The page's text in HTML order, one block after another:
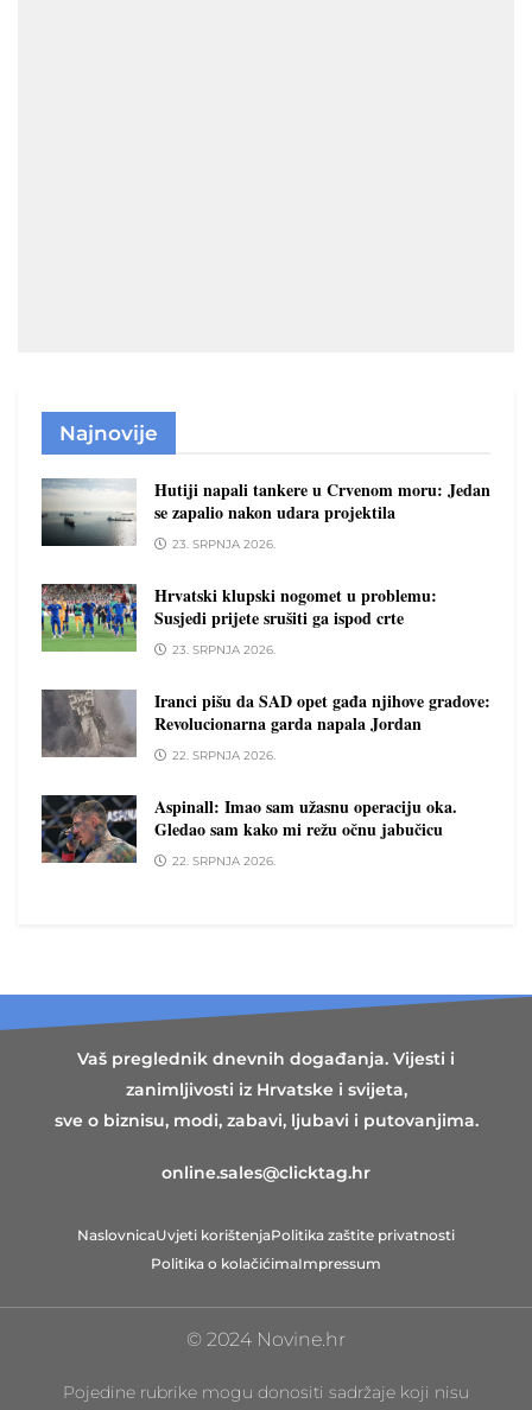
Najnovije
Hutiji napali tankere u Crvenom moru: Jedan
se zapalio nakon udara projektila
23. SRPNJA 2026.
Hrvatski klupski nogomet u problemu:
Susjedi prijete srušiti ga ispod crte
23. SRPNJA 2026.
Iranci pišu da SAD opet gađa njihove gradove:
Revolucionarna garda napala Jordan
22. SRPNJA 2026.
Aspinall: Imao sam užasnu operaciju oka.
Gledao sam kako mi režu očnu jabučicu
22. SRPNJA 2026.
Vaš preglednik dnevnih događanja. Vijesti i
zanimljivosti iz Hrvatske i svijeta,
sve o biznisu, modi, zabavi, ljubavi i putovanjima.
online.sales@clicktag.hr
NaslovnicaUvjeti korištenjaPolitika zaštite privatnosti
Politika o kolačićimaImpressum
© 2024 Novine.hr
Pojedine rubrike mogu donositi sadržaje koji nisu